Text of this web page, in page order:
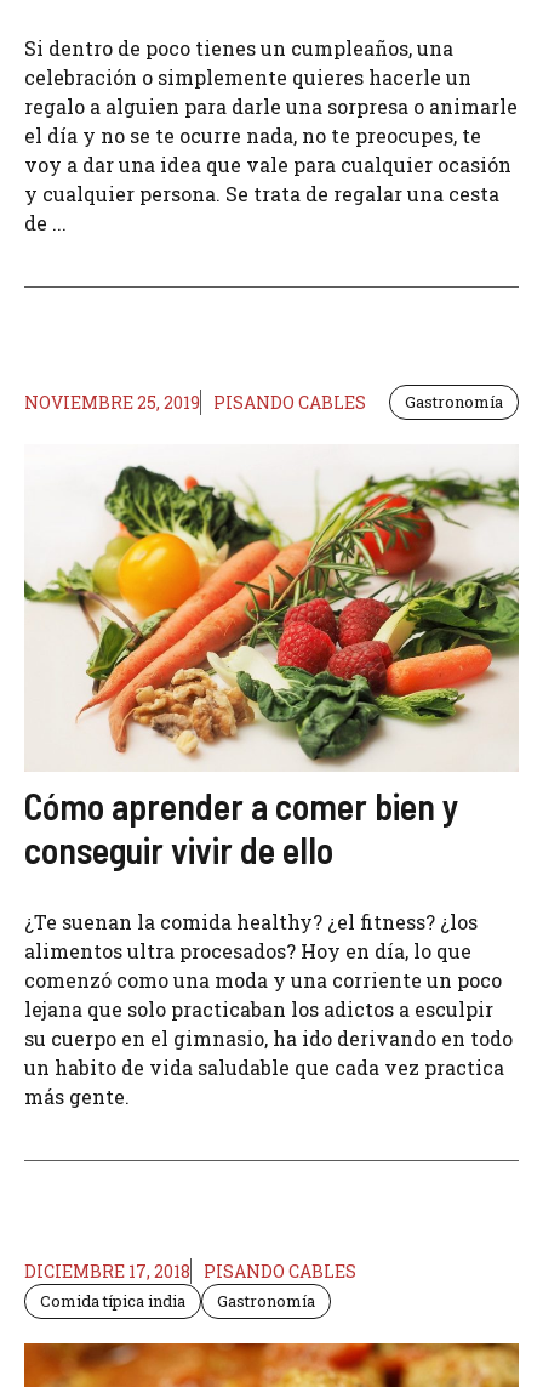
Si dentro de poco tienes un cumpleaños, una
celebración o simplemente quieres hacerle un
regalo a alguien para darle una sorpresa o animarle
el día y no se te ocurre nada, no te preocupes, te
voy a dar una idea que vale para cualquier ocasión
y cualquier persona. Se trata de regalar una cesta
de ...
NOVIEMBRE 25, 2019 PISANDO CABLES Gastronomía
Cómo aprender a comer bien y
conseguir vivir de ello
¿Te suenan la comida healthy? ¿el fitness? ¿los
alimentos ultra procesados? Hoy en día, lo que
comenzó como una moda y una corriente un poco
lejana que solo practicaban los adictos a esculpir
su cuerpo en el gimnasio, ha ido derivando en todo
un habito de vida saludable que cada vez practica
más gente.
DICIEMBRE 17, 2018 PISANDO CABLES
Comida típica india Gastronomía